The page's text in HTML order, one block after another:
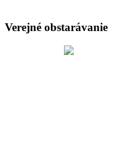
Verejné obstarávanie